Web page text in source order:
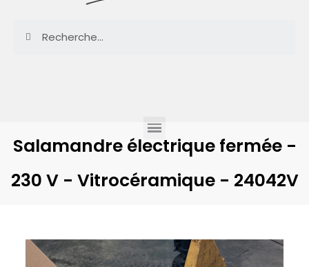
Salamandre électrique fermée -
230 V - Vitrocéramique - 24042V